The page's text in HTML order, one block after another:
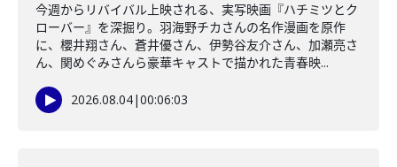
今週からリバイバル上映される、実写映画『ハチミツとク
ローバー』を深掘り。羽海野チカさんの名作漫画を原作
に、櫻井翔さん、蒼井優さん、伊勢谷友介さん、加瀬亮さ
ん、関めぐみさんら豪華キャストで描かれた青春映...
2026.08.04|00:06:03